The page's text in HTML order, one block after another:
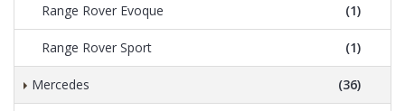
Range Rover Evoque (1)
Range Rover Sport (1)
Mercedes (36)